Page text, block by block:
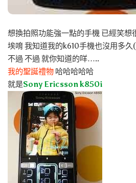
想換拍照功能強一點的手機 已經笑想
埃唷 我知道我的k610手機也沒用多
不過 不過 就你知道的咩…..
我的聖誕禮物 哈哈哈哈哈
就是Sony Ericsson k850i